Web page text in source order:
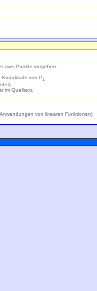
zwei Punkte vorgeben.
Koordinate von P1
im Quelltext.
von linearen Funktionen)